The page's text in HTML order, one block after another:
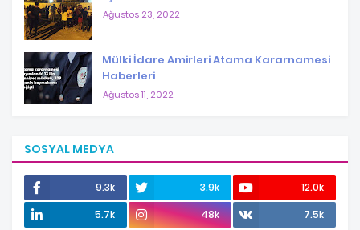
Ağustos 23, 2022
Mülki İdare Amirleri Atama Kararnamesi
Haberleri
Ağustos 11, 2022
SOSYAL MEDYA
9.3k 3.9k
12.0k
5.7k
48k 7.5k